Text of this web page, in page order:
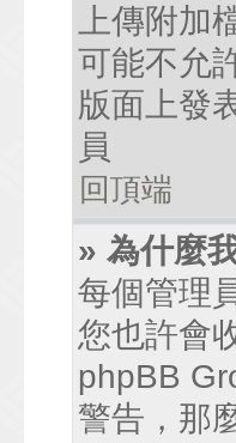
上傳附
可能不允
版面上發
員
回頂端
» 為什麼
每個管理
您也許會
phpBB
警告，那